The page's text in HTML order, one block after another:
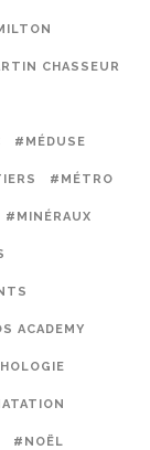
CHASSEUR
#MÉDUSE
#MÉTRO
#MINÉRAUX
ACADEMY
#NOËL